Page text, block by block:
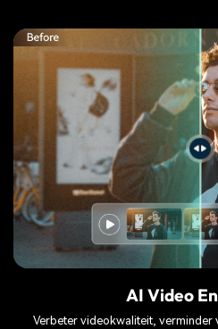
AI Video
Verbeter videokwaliteit, verminder